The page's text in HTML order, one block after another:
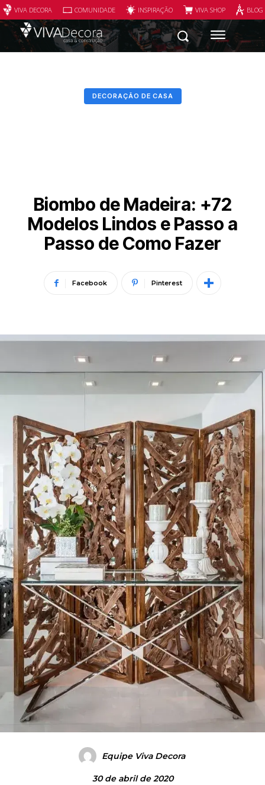
VIVA DECORA COMUNIDADE INSPIRAÇÃO VIVA SHOP
DECORAÇÃO DE CASA
Biombo de Madeira: +72
Modelos Lindos e Passo a
Passo de Como Fazer
Facebook Pinterest
Equipe Viva Decora
30 de abril de 2020